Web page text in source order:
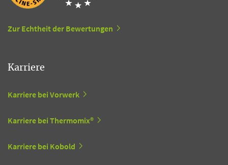
Zur Echtheit der Bewertungen
Karriere
Karriere bei Vorwerk
Karriere bei Thermomix®
Karriere bei Kobold